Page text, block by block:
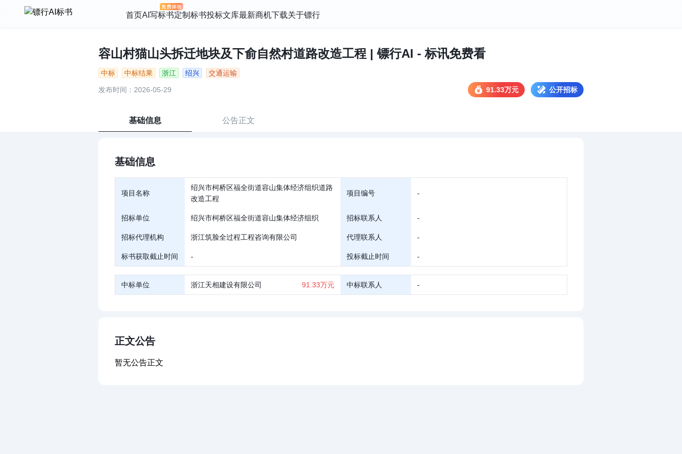
首页AI写标书定制标书投标文库最新商机下载关于镖行
容山村猫山头拆迁地块及下俞自然村道路改造工程 | 镖行AI - 标讯免费看
中标 中标结果 浙江 绍兴 交通运输
发布时间：2026-05-29 91.33万元 公开招标
基础信息 公告正文
基础信息
项目名称
绍兴市柯桥区福全街道容山集体经济组织道路
改造工程
项目编号 -
招标单位 绍兴市柯桥区福全街道容山集体经济组织 招标联系人 -
招标代理机构 浙江筑脸全过程工程咨询有限公司 代理联系人 -
标书获取截止时间 - 投标截止时间 -
中标单位 浙江天相建设有限公司 91.33万元 中标联系人 -
正文公告
暂无公告正文